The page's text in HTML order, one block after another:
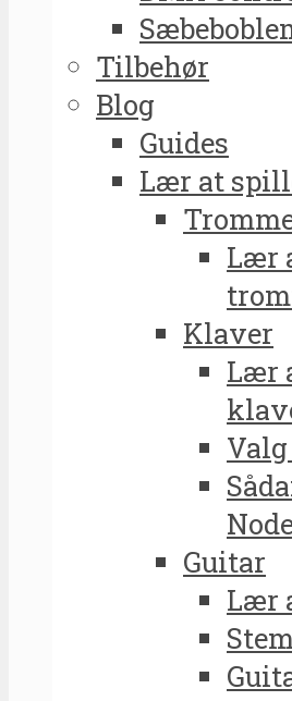
Tilbehør
Blog
Guides
Lær at
Lær
Klaver
Lær
Guitar
Lær